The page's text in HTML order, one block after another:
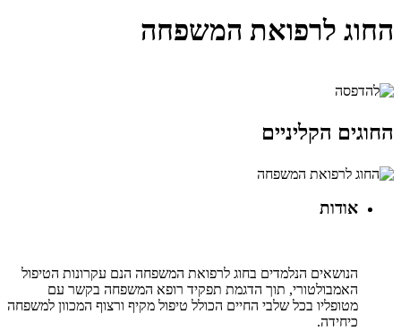
החוג לרפואת המשפחה
החוגים הקליניים
אודות
הנושאים הנלמדים בחוג לרפואת המשפחה הנם עקרונות הטיפול
האמבולטורי, תוך הדגמת תפקיד רופא המשפחה בקשר עם
מטופליו בכל שלבי החיים הכולל טיפול מקיף ורצוף המכוון למשפחה
כיחידה.